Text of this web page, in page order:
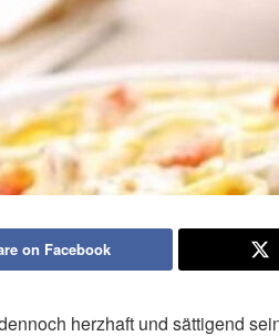
on Facebook
herzhaft und sättigend